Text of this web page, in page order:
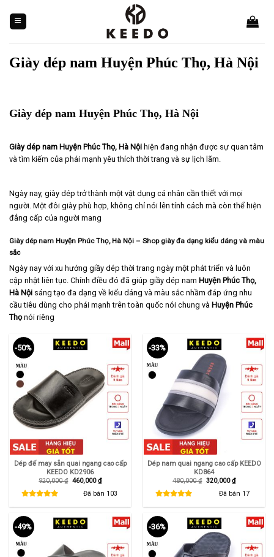
content
Giày dép nam Huyện Phúc Thọ, Hà Nội
Giày dép nam Huyện Phúc Thọ, Hà Nội
Giày dép nam Huyện Phúc Thọ, Hà Nội hiện đang nhận được sự quan tâm
và tìm kiếm của phái mạnh yêu thích thời trang và sự lịch lãm.
Ngày nay, giày dép trở thành một vật dụng cá nhân cần thiết với mọi
người. Một đôi giày phù hợp, không chỉ nói lên tính cách mà còn thể hiện
đẳng cấp của người mang
Giày dép nam Huyện Phúc Thọ, Hà Nội – Shop giày đa dạng kiểu dáng và màu
sắc
Ngày nay với xu hướng giầy dép thời trang ngày một phát triển và luôn
cập nhật liên tục. Chính điều đó đã giúp giầy dép nam Huyện Phúc Thọ,
Hà Nội sáng tạo đa dạng về kiểu dáng và màu sắc nhầm đáp ứng nhu
cầu tiêu dùng cho phái mạnh trên toàn quốc nói chung và Huyện Phúc
Thọnói riêng
-50%
Dép đế may sẵn quai ngang cao cấp
KEEDO KD2906
920,000₫ Giá
460,000₫Giá
hiện
tại
Đã bán 103
-33%
Dép nam quai ngang cao cấp KEEDO
KD864
480,000₫ Giá
320,000₫Giá
hiện
tại
Đã bán 17
-49% -36%